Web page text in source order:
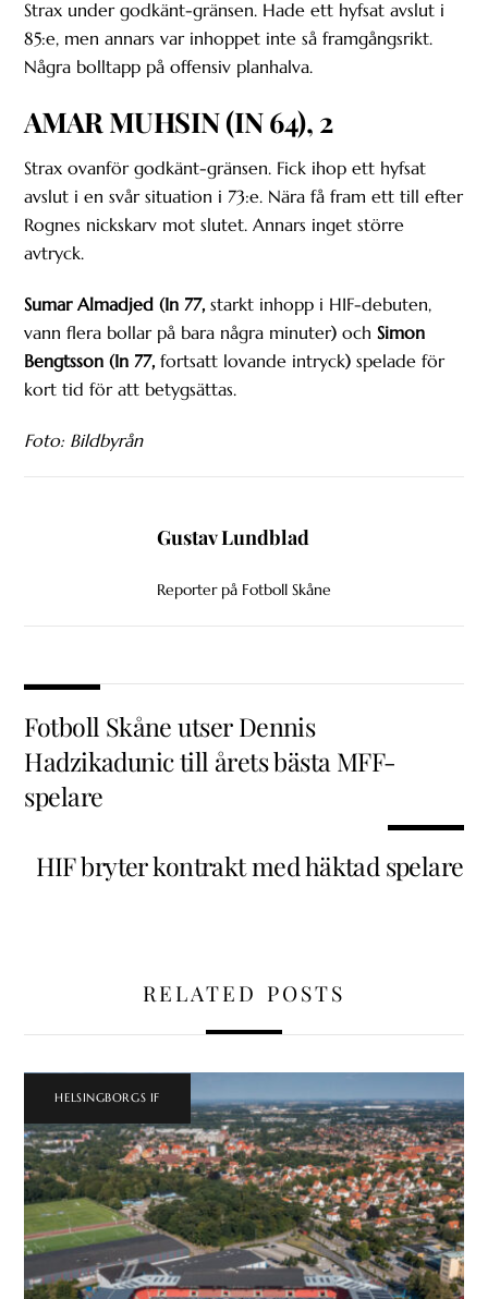
Strax under godkänt-gränsen. Hade ett hyfsat avslut i
85:e, men annars var inhoppet inte så framgångsrikt.
Några bolltapp på offensiv planhalva.
AMAR MUHSIN (IN 64), 2
Strax ovanför godkänt-gränsen. Fick ihop ett hyfsat
avslut i en svår situation i 73:e. Nära få fram ett till efter
Rognes nickskarv mot slutet. Annars inget större
avtryck.
Sumar Almadjed (In 77,starkt inhopp i HIF-debuten,
vann flera bollar på bara några minuter) ochSimon
Bengtsson (In 77,fortsatt lovande intryck) spelade för
kort tid för att betygsättas.
Foto: Bildbyrån
Gustav Lundblad
Reporter på Fotboll Skåne
Fotboll Skåne utser Dennis
Hadzikadunic till årets bästa MFF-
spelare
HIF bryter kontrakt med häktad spelare
RELATED POSTS
HELSINGBORGS IF